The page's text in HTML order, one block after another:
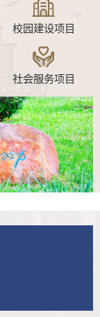
校园建设项目
社会服务项目